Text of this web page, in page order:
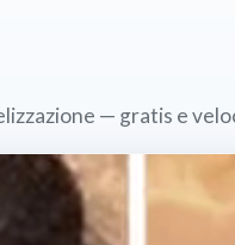
— gratis e